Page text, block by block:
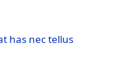
has nec tellus